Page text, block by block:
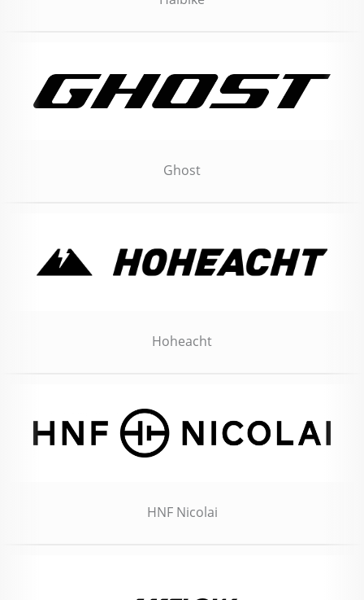
Ghost
Hoheacht
HNF Nicolai